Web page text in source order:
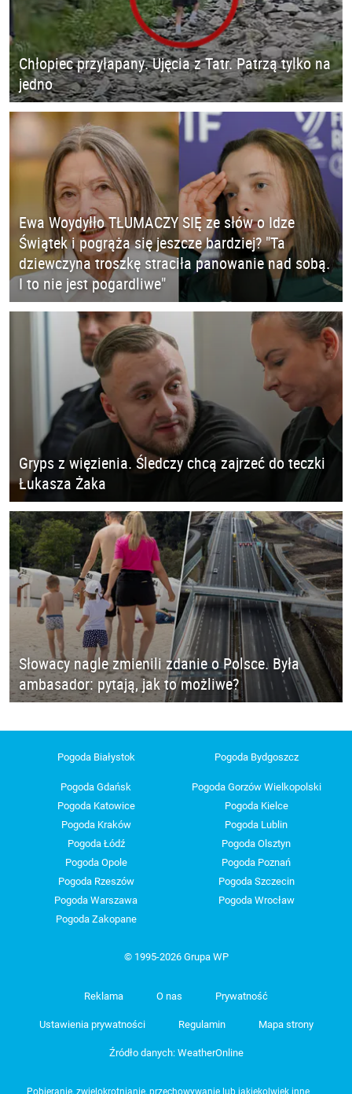
Chłopiec przyłapany. Ujęcia z Tatr. Patrzą tylko na
jedno
Ewa Woydyłło TŁUMACZY SIĘ ze słów o Idze
Świątek i pogrąża się jeszcze bardziej? "Ta
dziewczyna troszkę straciła panowanie nad sobą.
I to nie jest pogardliwe"
Gryps z więzienia. Śledczy chcą zajrzeć do teczki
Łukasza Żaka
Słowacy nagle zmienili zdanie o Polsce. Była
ambasador: pytają, jak to możliwe?
Pogoda Białystok Pogoda Bydgoszcz
Pogoda Gdańsk
Pogoda Gorzów Wielkopolski
Pogoda Katowice
Pogoda Kielce
Pogoda Kraków
Pogoda Lublin
Pogoda Łódź
Pogoda Olsztyn
Pogoda Opole
Pogoda Poznań
Pogoda Rzeszów
Pogoda Szczecin
Pogoda Warszawa
Pogoda Wrocław
Pogoda Zakopane
© 1995-2026 Grupa WP
Reklama O nas Prywatność
Ustawienia prywatności Regulamin Mapa strony
Źródło danych: WeatherOnline
Pobieranie, zwielokrotnianie, przechowywanie lub jakiekolwiek inne